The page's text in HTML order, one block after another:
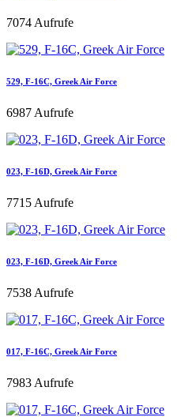
7074 Aufrufe
529, F-16C, Greek Air Force
6987 Aufrufe
023, F-16D, Greek Air Force
7715 Aufrufe
023, F-16D, Greek Air Force
7538 Aufrufe
017, F-16C, Greek Air Force
7983 Aufrufe